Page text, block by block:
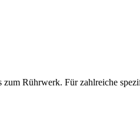
Rührwerk. Für zahlreiche